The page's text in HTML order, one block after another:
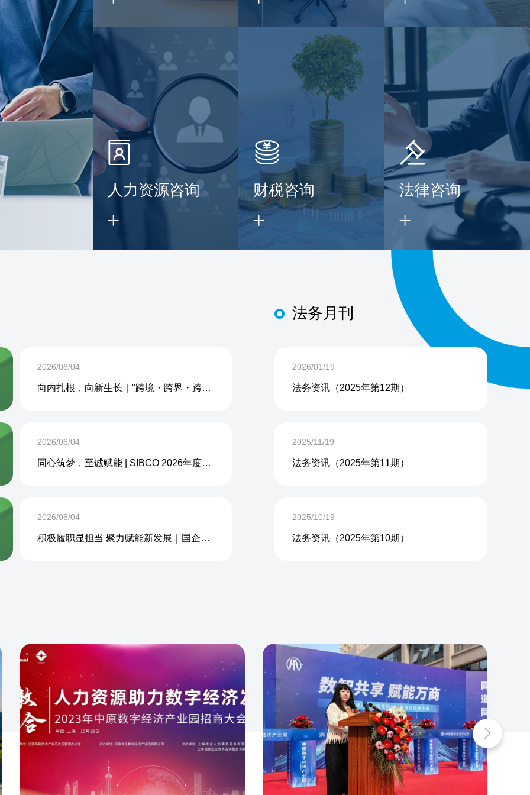
人力资源咨询 财税咨询 法律咨询
2026/06/04
向内扎根，向新生长｜"跨境・跨界・跨周期企业内生力沙龙"成功举办
2026/06/04
同心筑梦，至诚赋能 | SIBCO 2026年度团建活动圆满收官
2026/06/04
积极履职显担当 聚力赋能新发展｜国企商务&中企人力出席上海现代服务业联合会第五届会员大会第三次会议暨2026服务业高质量发展大会
法务月刊
2026/01/19
法务资讯（2025年第12期）
2025/11/19
法务资讯（2025年第11期）
2025/10/19
法务资讯（2025年第10期）